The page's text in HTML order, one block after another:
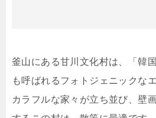
釜山にある甘川文化村は、「韓
も呼ばれるフォトジェニックな
カラフルな家々が立ち並び、壁